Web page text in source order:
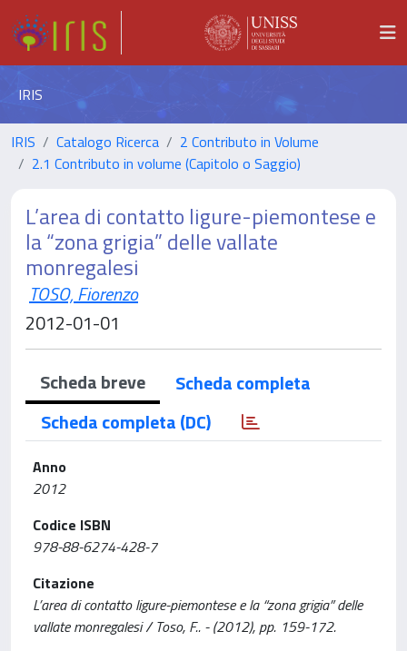
IRIS
IRIS Catalogo Ricerca
2 Contributo in Volume
2.1 Contributo in volume (Capitolo o Saggio)
L’area di contatto ligure-piemontese e
la “zona grigia” delle vallate
monregalesi
TOSO, Fiorenzo
2012-01-01
Scheda breve
Scheda completa
Scheda completa (DC)
Anno
2012
Codice ISBN
978-88-6274-428-7
Citazione
L’area di contatto ligure-piemontese e la “zona grigia” delle
vallate monregalesi / Toso, F.. - (2012), pp. 159-172.